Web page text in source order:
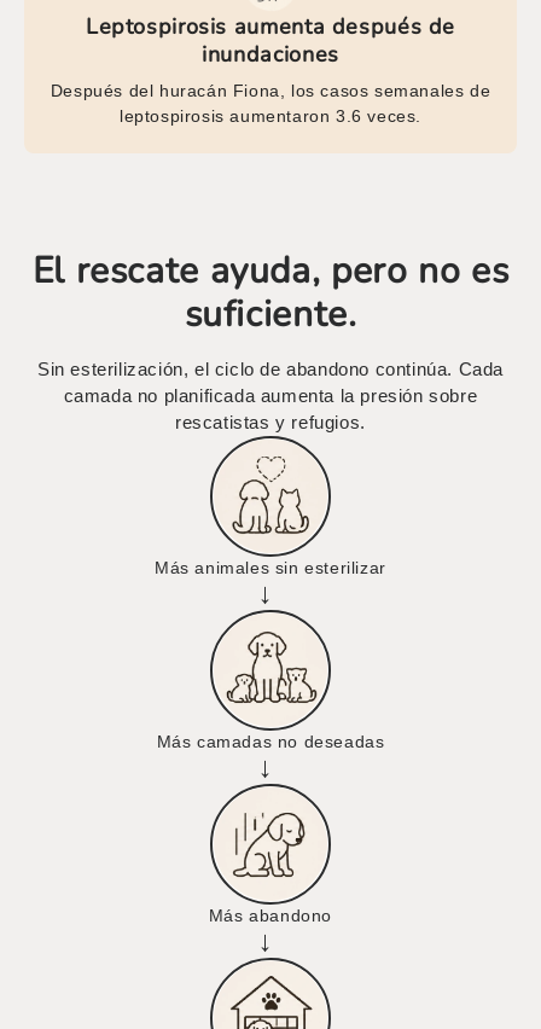
Leptospirosis aumenta después de
inundaciones
Después del huracán Fiona, los casos semanales de
leptospirosis aumentaron 3.6 veces.
El rescate ayuda, pero no es
suficiente.
Sin esterilización, el ciclo de abandono continúa. Cada
camada no planificada aumenta la presión sobre
rescatistas y refugios.
Más animales sin esterilizar
→
Más camadas no deseadas
→
Más abandono
→